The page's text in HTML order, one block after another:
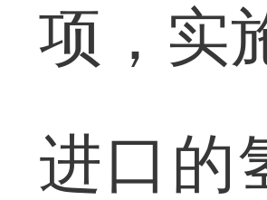
项，实
进口的